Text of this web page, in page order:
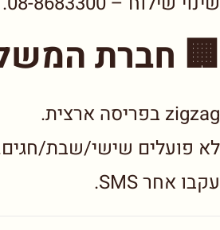
🏢 חברת
zigzag בפריסה ארצית.
לא פועלים שישי/שבת/
עקבו אחר SMS.